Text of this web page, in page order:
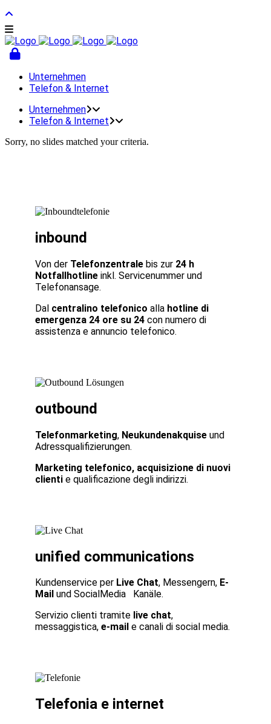
Unternehmen
Telefon & Internet
Unternehmen
Telefon & Internet
Sorry, no slides matched your criteria.
inbound
Von der Telefonzentrale bis zur 24 h
Notfallhotline inkl. Servicenummer und
Telefonansage.
Dal centralino telefonico alla hotline di
emergenza 24 ore su 24 con numero di
assistenza e annuncio telefonico.
outbound
Telefonmarketing, Neukundenakquise und
Adressqualifizierungen.
Marketing telefonico, acquisizione di nuovi
clienti e qualificazione degli indirizzi.
unified communications
Kundenservice per Live Chat, Messengern, E-
Mail und SocialMedia Kanäle.
Servizio clienti tramite live chat,
messaggistica, e-mail e canali di social media.
Telefonia e internet